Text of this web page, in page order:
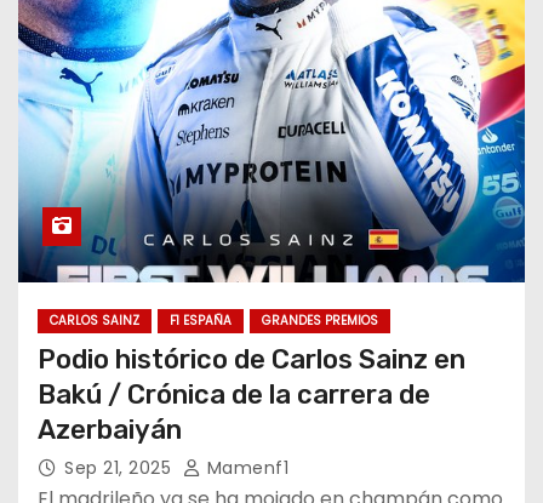
CARLOS SAINZ F1 ESPAÑA GRANDES PREMIOS
Podio histórico de Carlos Sainz en
Bakú / Crónica de la carrera de
Azerbaiyán
Sep 21, 2025 Mamenf1